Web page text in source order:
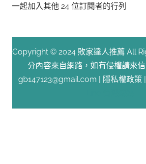
址
一起加入其他 24 位訂閱者的行列
Copyright © 2024 敗家達人推薦 All
分內容來自網路，如有侵權請來
gb147123@gmail.com | 隱私權政策